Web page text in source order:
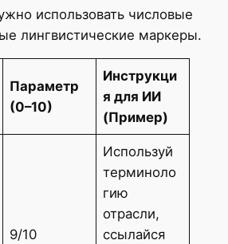
использовать числовые
лингвистические маркеры.
Параметр
(0–10)
Инструкци
я для ИИ
(Пример)
9/10
Используй
терминоло
гию
отрасли,
ссылайся